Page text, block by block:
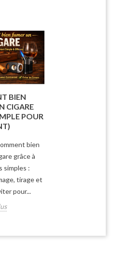
BIEN
CIGARE
POUR
bien
grâce à
simples :
tirage et
pour...